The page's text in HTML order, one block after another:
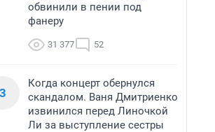
обвинили в пении под
фанеру
31 377 52
3
Когда концерт обернулся
скандалом. Ваня Дмитриенко
извинился перед Линочкой
Ли за выступление сестры